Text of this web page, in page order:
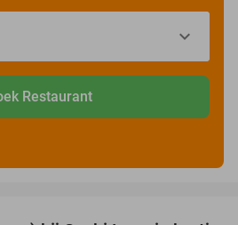
Restaurant